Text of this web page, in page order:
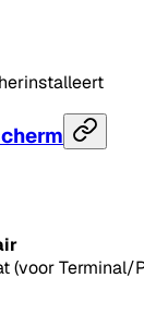
(voor Terminal/